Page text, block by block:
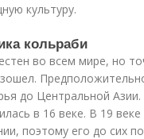
культуру.
кольраби
во всем мире, но
до Центральной
в 16 веке. В 19
поэтому его до сих